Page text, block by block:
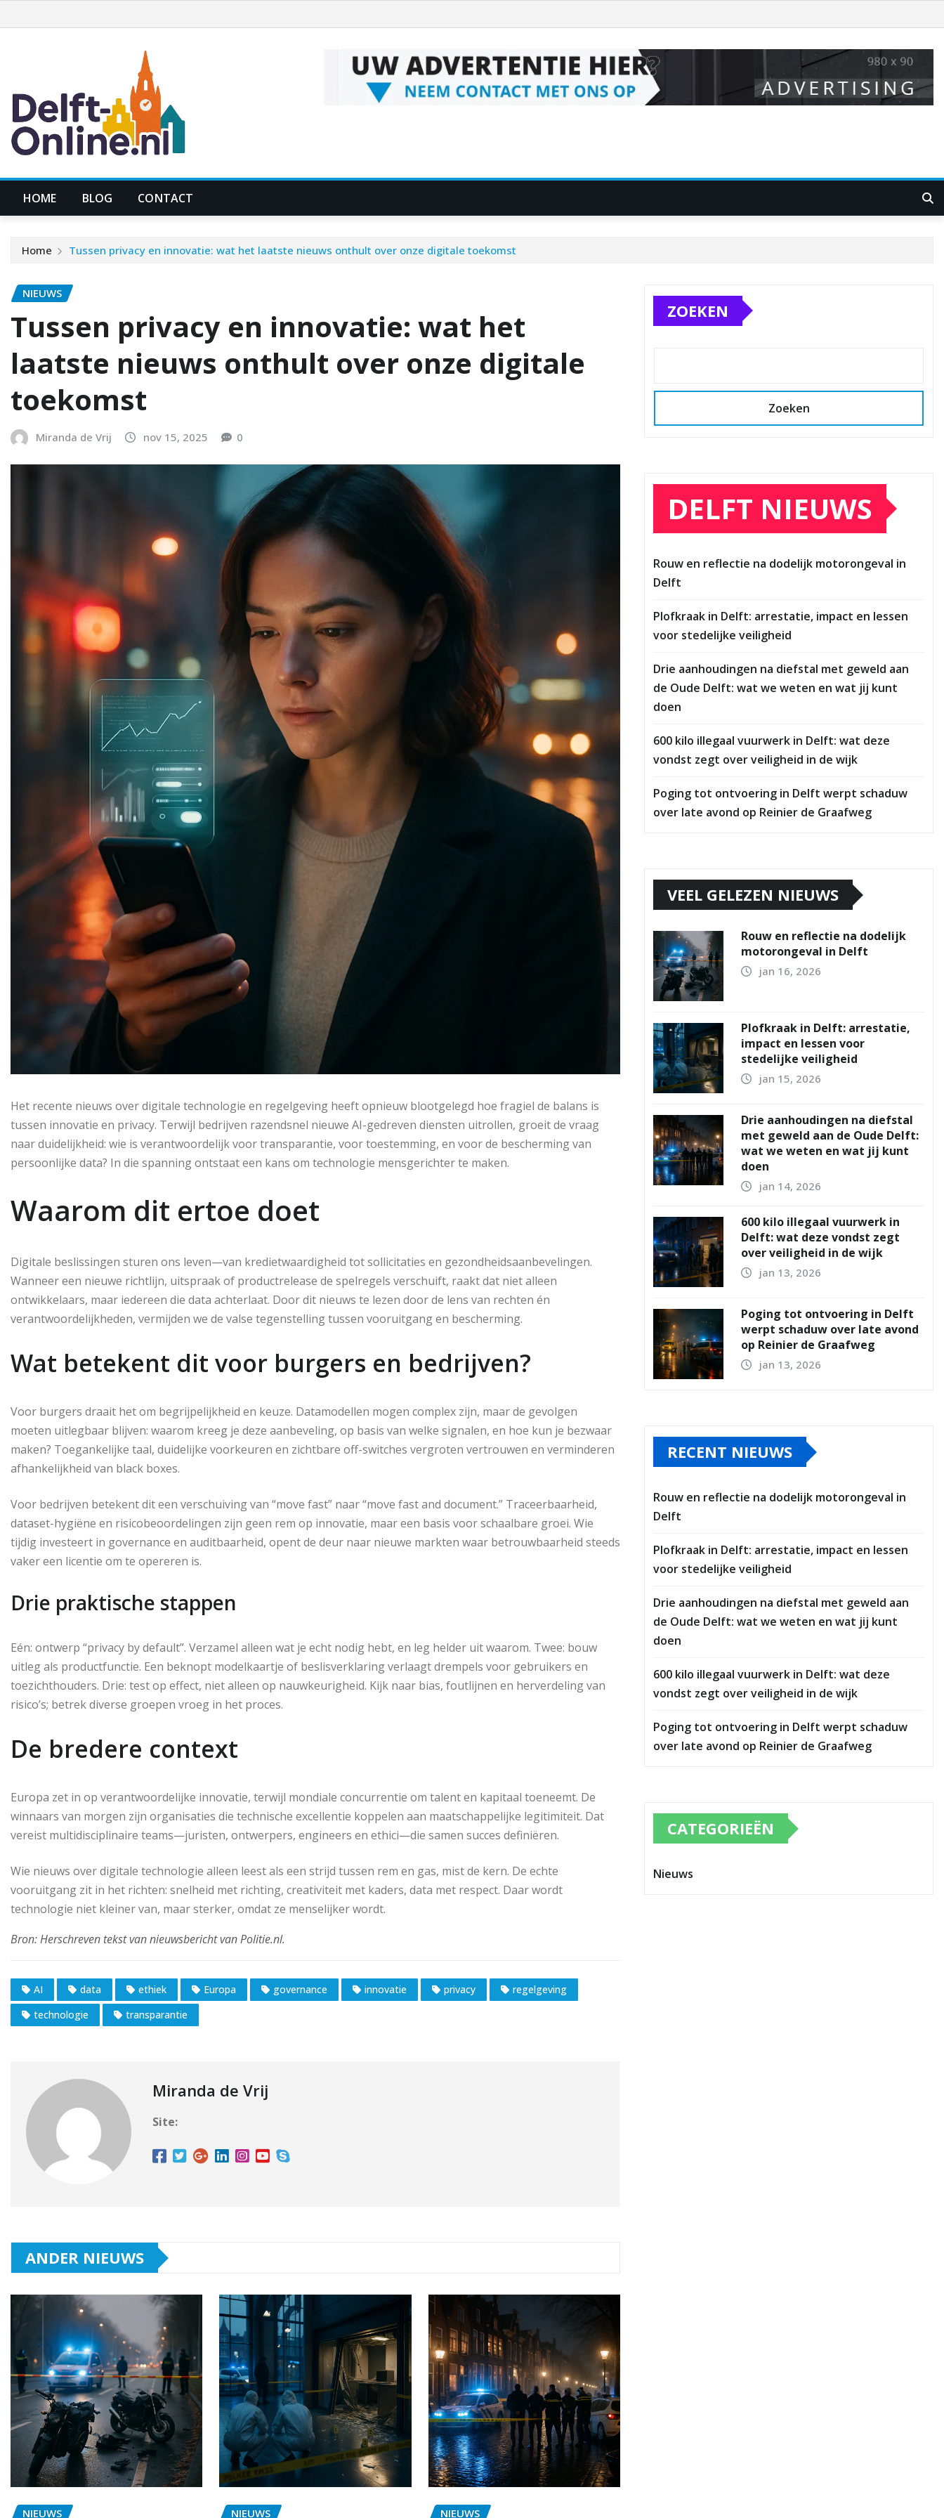
naar
HOME BLOG CONTACT
Home Tussen privacy en innovatie: wat het laatste nieuws onthult over onze digitale toekomst
NIEUWS
Tussen privacy en innovatie: wat het
laatste nieuws onthult over onze digitale
toekomst
Miranda de Vrij nov 15, 2025 0
Het recente nieuws over digitale technologie en regelgeving heeft opnieuw blootgelegd hoe fragiel de balans is
tussen innovatie en privacy. Terwijl bedrijven razendsnel nieuwe AI-gedreven diensten uitrollen, groeit de vraag
naar duidelijkheid: wie is verantwoordelijk voor transparantie, voor toestemming, en voor de bescherming van
persoonlijke data? In die spanning ontstaat een kans om technologie mensgerichter te maken.
Waarom dit ertoe doet
Digitale beslissingen sturen ons leven—van kredietwaardigheid tot sollicitaties en gezondheidsaanbevelingen.
Wanneer een nieuwe richtlijn, uitspraak of productrelease de spelregels verschuift, raakt dat niet alleen
ontwikkelaars, maar iedereen die data achterlaat. Door dit nieuws te lezen door de lens van rechten én
verantwoordelijkheden, vermijden we de valse tegenstelling tussen vooruitgang en bescherming.
Wat betekent dit voor burgers en bedrijven?
Voor burgers draait het om begrijpelijkheid en keuze. Datamodellen mogen complex zijn, maar de gevolgen
moeten uitlegbaar blijven: waarom kreeg je deze aanbeveling, op basis van welke signalen, en hoe kun je bezwaar
maken? Toegankelijke taal, duidelijke voorkeuren en zichtbare off-switches vergroten vertrouwen en verminderen
afhankelijkheid van black boxes.
Voor bedrijven betekent dit een verschuiving van “move fast” naar “move fast and document.” Traceerbaarheid,
dataset-hygiëne en risicobeoordelingen zijn geen rem op innovatie, maar een basis voor schaalbare groei. Wie
tijdig investeert in governance en auditbaarheid, opent de deur naar nieuwe markten waar betrouwbaarheid steeds
vaker een licentie om te opereren is.
Drie praktische stappen
Eén: ontwerp “privacy by default”. Verzamel alleen wat je echt nodig hebt, en leg helder uit waarom. Twee: bouw
uitleg als productfunctie. Een beknopt modelkaartje of beslisverklaring verlaagt drempels voor gebruikers en
toezichthouders. Drie: test op effect, niet alleen op nauwkeurigheid. Kijk naar bias, foutlijnen en herverdeling van
risico’s; betrek diverse groepen vroeg in het proces.
De bredere context
Europa zet in op verantwoordelijke innovatie, terwijl mondiale concurrentie om talent en kapitaal toeneemt. De
winnaars van morgen zijn organisaties die technische excellentie koppelen aan maatschappelijke legitimiteit. Dat
vereist multidisciplinaire teams—juristen, ontwerpers, engineers en ethici—die samen succes definiëren.
Wie nieuws over digitale technologie alleen leest als een strijd tussen rem en gas, mist de kern. De echte
vooruitgang zit in het richten: snelheid met richting, creativiteit met kaders, data met respect. Daar wordt
technologie niet kleiner van, maar sterker, omdat ze menselijker wordt.
AI data ethiek Europa governance innovatie privacy
regelgeving
technologie
transparantie
Miranda de Vrij
Site:
ANDER NIEUWS
NIEUWS NIEUWS NIEUWS
ZOEKEN
Zoeken
DELFT NIEUWS
Rouw en reflectie na dodelijk motorongeval in
Delft
Plofkraak in Delft: arrestatie, impact en lessen
voor stedelijke veiligheid
Drie aanhoudingen na diefstal met geweld aan
de Oude Delft: wat we weten en wat jij kunt
doen
600 kilo illegaal vuurwerk in Delft: wat deze
vondst zegt over veiligheid in de wijk
Poging tot ontvoering in Delft werpt schaduw
over late avond op Reinier de Graafweg
VEEL GELEZEN NIEUWS
Rouw en reflectie na dodelijk
motorongeval in Delft
jan 16, 2026
Plofkraak in Delft: arrestatie,
impact en lessen voor
stedelijke veiligheid
jan 15, 2026
Drie aanhoudingen na diefstal
met geweld aan de Oude Delft:
wat we weten en wat jij kunt
doen
jan 14, 2026
600 kilo illegaal vuurwerk in
Delft: wat deze vondst zegt
over veiligheid in de wijk
jan 13, 2026
Poging tot ontvoering in Delft
werpt schaduw over late avond
op Reinier de Graafweg
jan 13, 2026
RECENT NIEUWS
Rouw en reflectie na dodelijk motorongeval in
Delft
Plofkraak in Delft: arrestatie, impact en lessen
voor stedelijke veiligheid
Drie aanhoudingen na diefstal met geweld aan
de Oude Delft: wat we weten en wat jij kunt
doen
600 kilo illegaal vuurwerk in Delft: wat deze
vondst zegt over veiligheid in de wijk
Poging tot ontvoering in Delft werpt schaduw
over late avond op Reinier de Graafweg
CATEGORIEËN
Nieuws